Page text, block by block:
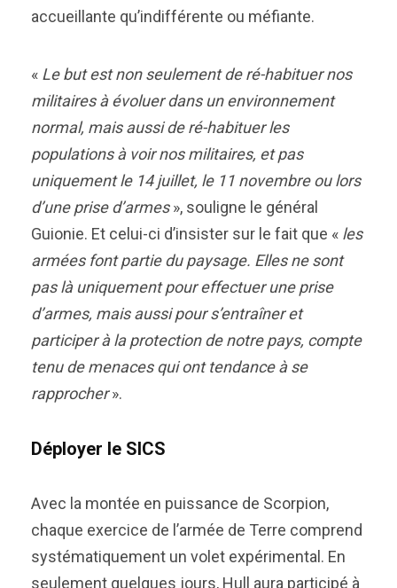
accueillante qu’indifférente ou méfiante.
« Le but est non seulement de ré-habituer nos
militaires à évoluer dans un environnement
normal, mais aussi de ré-habituer les
populations à voir nos militaires, et pas
uniquement le 14 juillet, le 11 novembre ou lors
d’une prise d’armes», souligne le général
Guionie. Et celui-ci d’insister sur le fait que « les
armées font partie du paysage. Elles ne sont
pas là uniquement pour effectuer une prise
d’armes, mais aussi pour s’entraîner et
participer à la protection de notre pays, compte
tenu de menaces qui ont tendance à se
rapprocher».
Déployer le SICS
Avec la montée en puissance de Scorpion,
chaque exercice de l’armée de Terre comprend
systématiquement un volet expérimental. En
seulement quelques jours, Hull aura participé à